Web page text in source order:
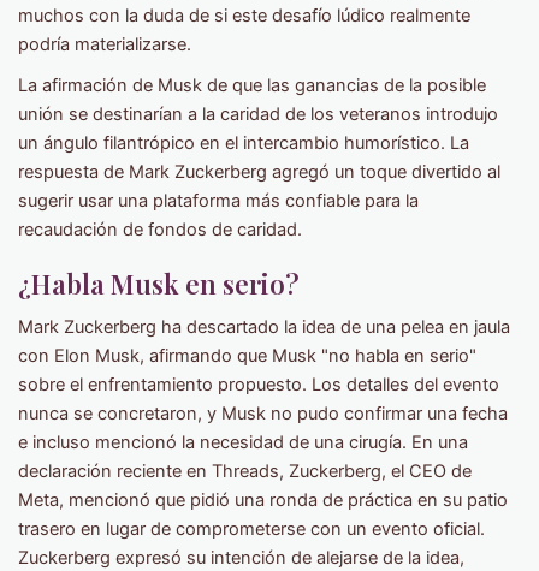
muchos con la duda de si este desafío lúdico realmente
podría materializarse.
La afirmación de Musk de que las ganancias de la posible
unión se destinarían a la caridad de los veteranos introdujo
un ángulo filantrópico en el intercambio humorístico. La
respuesta de Mark Zuckerberg agregó un toque divertido al
sugerir usar una plataforma más confiable para la
recaudación de fondos de caridad.
¿Habla Musk en serio?
Mark Zuckerberg ha descartado la idea de una pelea en jaula
con Elon Musk, afirmando que Musk "no habla en serio"
sobre el enfrentamiento propuesto. Los detalles del evento
nunca se concretaron, y Musk no pudo confirmar una fecha
e incluso mencionó la necesidad de una cirugía. En una
declaración reciente en Threads, Zuckerberg, el CEO de
Meta, mencionó que pidió una ronda de práctica en su patio
trasero en lugar de comprometerse con un evento oficial.
Zuckerberg expresó su intención de alejarse de la idea,